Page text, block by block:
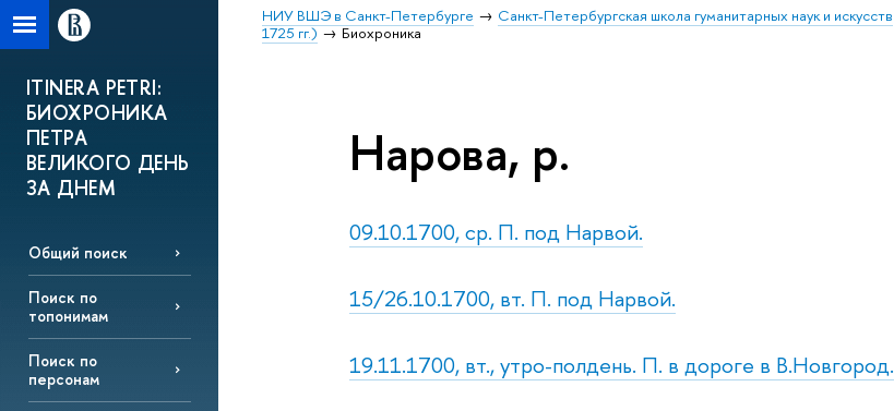
НИУ ВШЭ в Санкт-Петербурге Санкт-Петербургская школа гуманитарных наук и искусств
1725 гг.)
Биохроника
ITINERA PETRI:
БИОХРОНИКА
ПЕТРА
ВЕЛИКОГО ДЕНЬ
ЗА ДНЕМ
Общий поиск
Поиск по
топонимам
Поиск по
персонам
Нарова, р.
09.10.1700, ср. П. под Нарвой.
15/26.10.1700, вт. П. под Нарвой.
19.11.1700, вт., утро-полдень. П. в дороге в В.Новгород.